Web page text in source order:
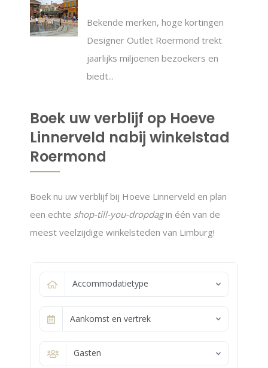
Bekende merken, hoge kortingen
Designer Outlet Roermond trekt
jaarlijks miljoenen bezoekers en
biedt...
Boek uw verblijf op Hoeve
Linnerveld nabij winkelstad
Roermond
Boek nu uw verblijf bij Hoeve Linnerveld en plan
een echte shop-till-you-dropdagin één van de
meest veelzijdige winkelsteden van Limburg!
Accommodatietype
Aankomst en vertrek
Gasten